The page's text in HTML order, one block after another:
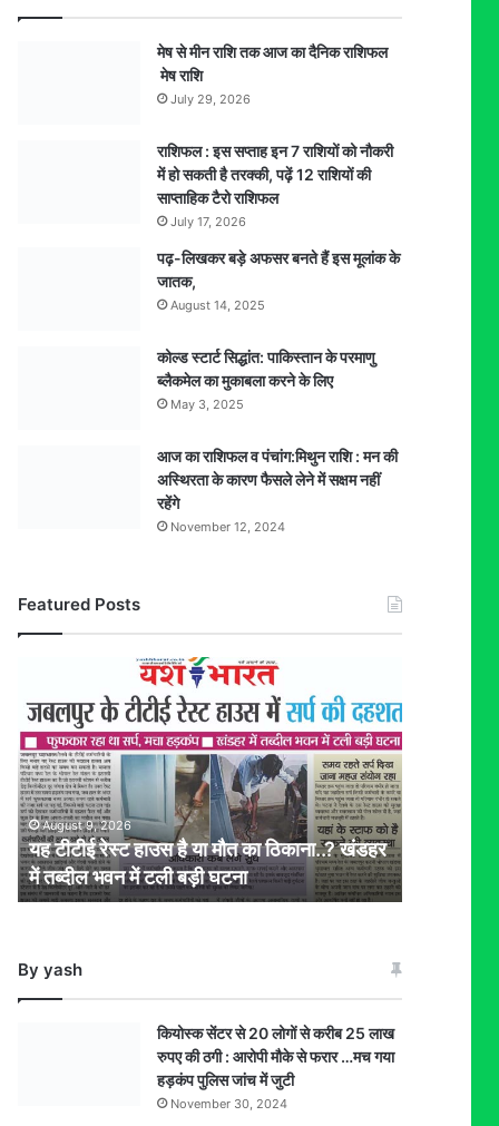
मेष से मीन राशि तक आज का दैनिक राशिफल
मेष राशि
July 29, 2026
राशिफल : इस सप्ताह इन 7 राशियों को नौकरी
में हो सकती है तरक्की, पढ़ें 12 राशियों की
साप्ताहिक टैरो राशिफल
July 17, 2026
पढ़-लिखकर बड़े अफसर बनते हैं इस मूलांक के
जातक,
August 14, 2025
कोल्ड स्टार्ट सिद्धांत: पाकिस्तान के परमाणु
ब्लैकमेल का मुकाबला करने के लिए
May 3, 2025
आज का राशिफल व पंचांग:मिथुन राशि : मन की
अस्थिरता के कारण फैसले लेने में सक्षम नहीं
रहेंगे
November 12, 2024
Featured Posts
रेस्ट
हाउस
है
या
मौत
का
ठिकाना..?
खंडहर
में
में
टली
August 9, 2026
यह टीटीई रेस्ट हाउस है या मौत का ठिकाना..? खंडहर
में तब्दील भवन में टली बड़ी घटना
By yash
कियोस्क सेंटर से 20 लोगों से करीब 25 लाख
रुपए की ठगी : आरोपी मौके से फरार …मच गया
हड़कंप पुलिस जांच में जुटी
November 30, 2024